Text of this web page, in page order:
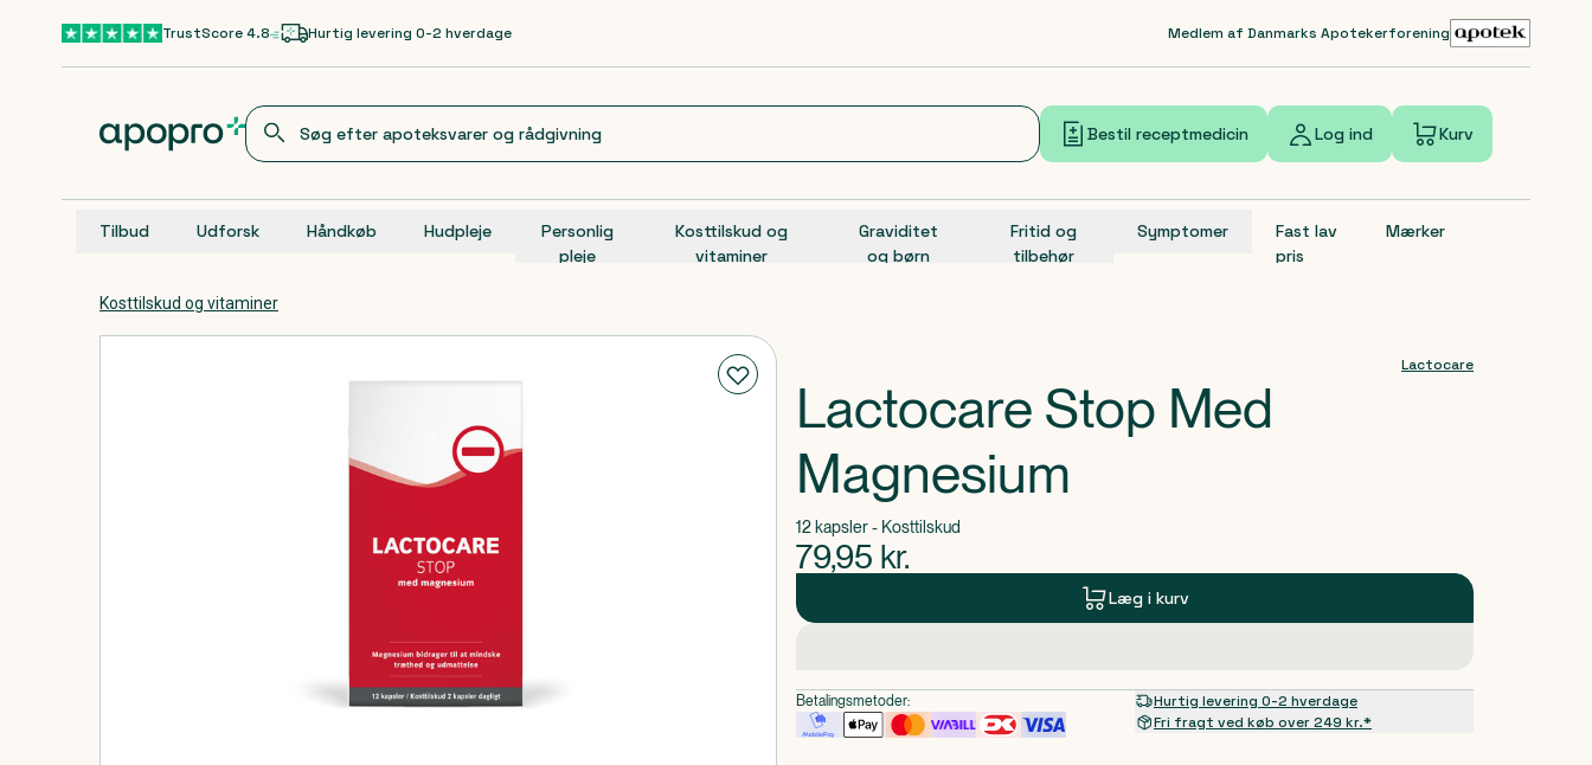
Gå til hovedindholdTrustScore 4.8 Hurtig levering 0-2 hverdage Medlem af Danmarks Apotekerforening
Bestil receptmedicin Log ind Kurv
Tilbud Udforsk Håndkøb Hudpleje
Personlig
pleje
Kosttilskud og
vitaminer
Graviditet
og børn
Fritid og
tilbehør
Symptomer
Fast lav
pris
Mærker
Kosttilskud og vitaminer
Lactocare
Lactocare Stop Med
Magnesium
12 kapsler - Kosttilskud
79,95 kr.
Læg i kurv
Betalingsmetoder:
Hurtig levering 0-2 hverdage
Fri fragt ved køb over 249 kr.*